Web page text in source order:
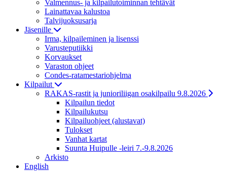
Valmennus- ja kilpailutoiminnan tehtävät
Lainattavaa kalustoa
Talvijuoksusarja
Jäsenille
Irma, kilpaileminen ja lisenssi
Varusteputiikki
Korvaukset
Varaston ohjeet
Condes-ratamestariohjelma
Kilpailut
RAKAS-rastit ja junioriliigan osakilpailu 9.8.2026
Kilpailun tiedot
Kilpailukutsu
Kilpailuohjeet (alustavat)
Tulokset
Vanhat kartat
Suunta Huipulle -leiri 7.-9.8.2026
Arkisto
English